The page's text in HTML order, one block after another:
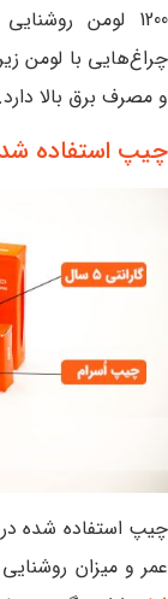
1200 لومن
و مصرف برق بالا دارد.
چیپ استفاده
چیپ استفاده شده
عمر و میزان